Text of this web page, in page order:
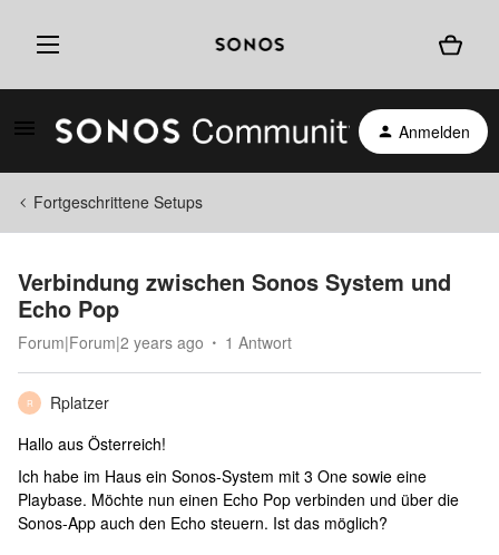
Anmelden
Fortgeschrittene Setups
Verbindung zwischen Sonos System und
Echo Pop
Forum|Forum|2 years ago 1 Antwort
R
Rplatzer
Hallo aus Österreich!
Ich habe im Haus ein Sonos-System mit 3 One sowie eine
Playbase. Möchte nun einen Echo Pop verbinden und über die
Sonos-App auch den Echo steuern. Ist das möglich?